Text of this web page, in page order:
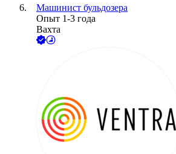
Машинист бульдозера
Опыт 1-3 года
Вахта